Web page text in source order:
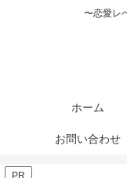
〜恋愛レ
ホーム
お問い合わせ